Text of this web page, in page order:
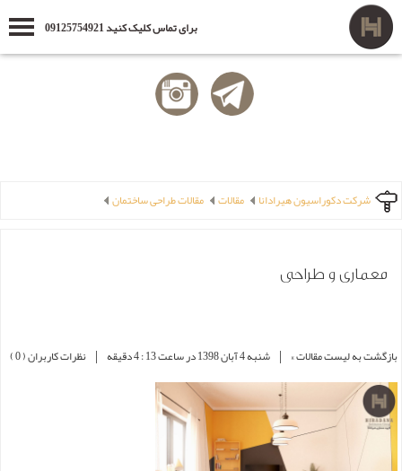
برای تماس کلیک کنید 09125754921
شرکت دکوراسیون هیرادانا مقالات مقالات طراحی ساختمان
معماری و طراحی
بازگشت به لیست مقالات » | شنبه 4 آبان 1398 در ساعت 13 : 4 دقیقه | نظرات کاربران ( 0 )